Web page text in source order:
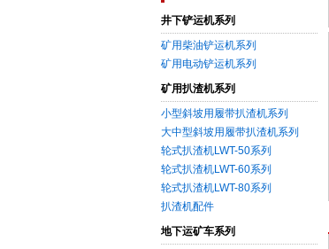
井下铲运机系列
矿用柴油铲运机系列
矿用电动铲运机系列
矿用扒渣机系列
小型斜坡用履带扒渣机系列
大中型斜坡用履带扒渣机系列
轮式扒渣机LWT-50系列
轮式扒渣机LWT-60系列
轮式扒渣机LWT-80系列
扒渣机配件
地下运矿车系列